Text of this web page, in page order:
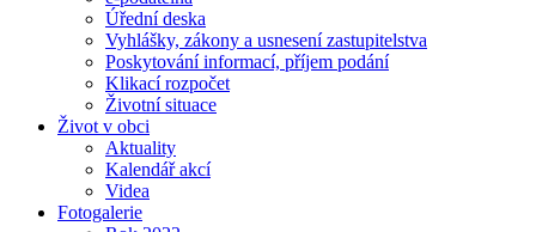
Úřední deska
Vyhlášky, zákony a usnesení zastupitelstva
Poskytování informací, příjem podání
Klikací rozpočet
Životní situace
Život v obci
Aktuality
Kalendář akcí
Videa
Fotogalerie